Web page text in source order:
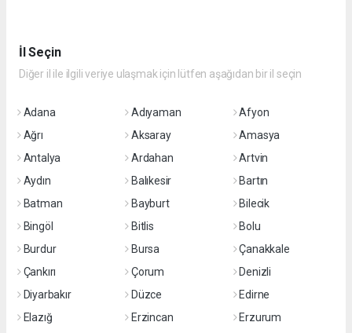
İl Seçin
Diğer il ile ilgili veriye ulaşmak için lütfen aşağıdan bir il seçin
Adana Adıyaman
Afyon
Ağrı
Aksaray
Amasya
Antalya
Ardahan
Artvin
Aydın
Balıkesir
Bartın
Batman
Bayburt
Bilecik
Bingöl
Bitlis
Bolu
Burdur
Bursa
Çanakkale
Çankırı
Çorum
Denizli
Diyarbakır
Düzce
Edirne
Elazığ
Erzincan
Erzurum